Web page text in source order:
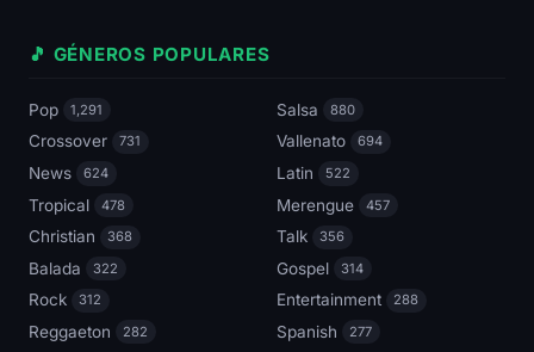
🎵 GÉNEROS POPULARES
Pop 1,291 Salsa 880
Crossover 731 Vallenato 694
News 624 Latin 522
Tropical 478 Merengue 457
Christian 368 Talk 356
Balada 322 Gospel 314
Rock 312 Entertainment 288
Reggaeton 282 Spanish 277